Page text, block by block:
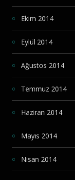
Ekim 2014
Eylül 2014
Ağustos 2014
Temmuz 2014
Haziran 2014
Mayıs 2014
Nisan 2014